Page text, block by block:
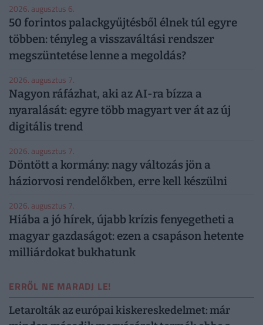
2026. augusztus 6.
50 forintos palackgyűjtésből élnek túl egyre
többen: tényleg a visszaváltási rendszer
megszüntetése lenne a megoldás?
2026. augusztus 7.
Nagyon ráfázhat, aki az AI-ra bízza a
nyaralását: egyre több magyart ver át az új
digitális trend
2026. augusztus 7.
Döntött a kormány: nagy változás jön a
háziorvosi rendelőkben, erre kell készülni
2026. augusztus 7.
Hiába a jó hírek, újabb krízis fenyegetheti a
magyar gazdaságot: ezen a csapáson hetente
milliárdokat bukhatunk
ERRŐL NE MARADJ LE!
Letarolták az európai kiskereskedelmet: már